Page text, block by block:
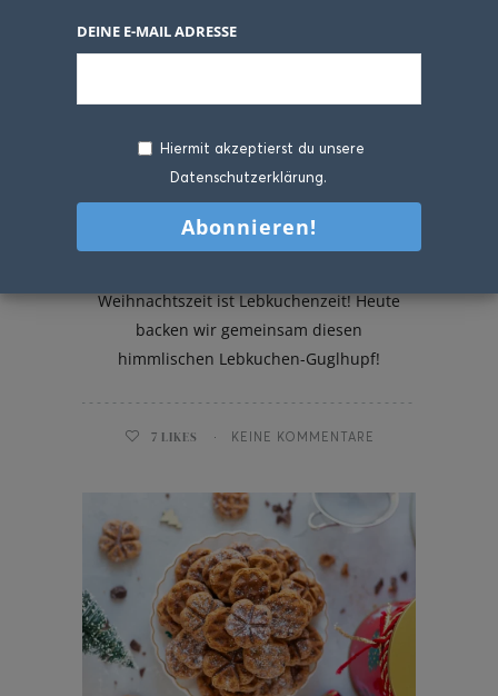
Winterlicher Lebkuchen-Guglhupf
mit Orange
Weihnachtszeit ist Lebkuchenzeit! Heute
backen wir gemeinsam diesen
himmlischen Lebkuchen-Guglhupf!
7 LIKES KEINE KOMMENTARE
DEINE E-MAIL ADRESSE
Hiermit akzeptierst du unsere
Datenschutzerklärung.